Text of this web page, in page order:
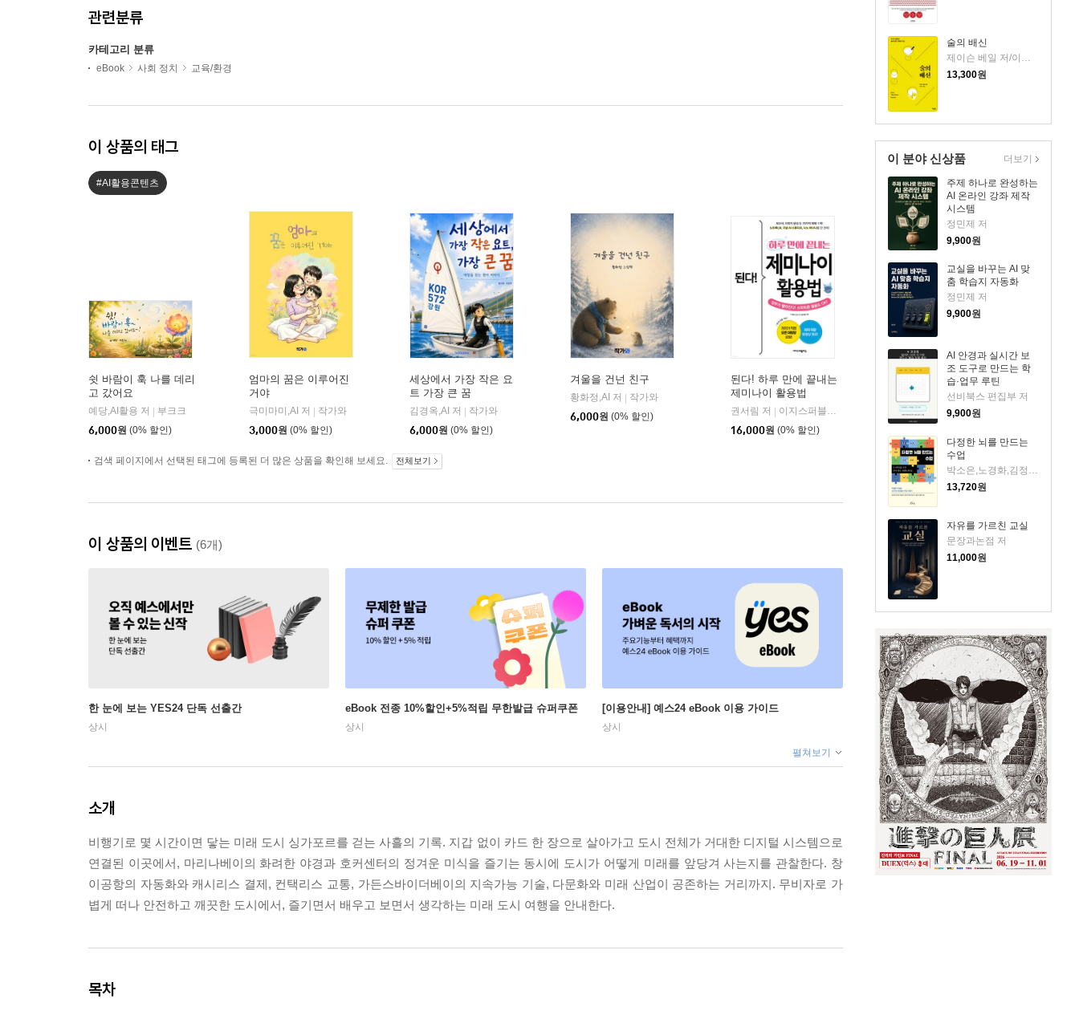
술의 배신
제이슨 베일 저/이원기 역
13,300원
이 분야 신상품
주제 하나로 완성하는
AI 온라인 강좌 제작
시스템
정민제 저
9,900원
교실을 바꾸는 AI 맞
춤 학습지 자동화
정민제 저
9,900원
AI 안경과 실시간 보
조 도구로 만드는 학
습·업무 루틴
선비북스 편집부 저
9,900원
다정한 뇌를 만드는
수업
박소은,노경화,김정하,정미숙,전지훈,이종필,박지현,박지영 저
13,720원
자유를 가르친 교실
문장과논점 저
11,000원
더보기
관련분류
카테고리 분류
eBook 사회 정치 교육/환경
이 상품의 태그
#AI활용콘텐츠
쉿 바람이 훅 나를 데리
고 갔어요
예당,AI활용 저 | 부크크
6,000원 (0% 할인)
엄마의 꿈은 이루어진
거야
극미마미,AI 저 | 작가와
3,000원 (0% 할인)
세상에서 가장 작은 요
트 가장 큰 꿈
김경옥,AI 저 | 작가와
6,000원 (0% 할인)
겨울을 건넌 친구
황화정,AI 저 | 작가와
6,000원 (0% 할인)
된다! 하루 만에 끝내는
제미나이 활용법
권서림 저 | 이지스퍼블리싱 (주)
16,000원 (0% 할인)
검색 페이지에서 선택된 태그에 등록된 더 많은 상품을 확인해 보세요. 전체보기
이 상품의 이벤트 (6개)
한 눈에 보는 YES24 단독 선출간
상시
eBook 전종 10%할인+5%적립 무한발급 슈퍼쿠폰
상시
[이용안내] 예스24 eBook 이용 가이드
상시
펼쳐보기
소개
비행기로 몇 시간이면 닿는 미래 도시 싱가포르를 걷는 사흘의 기록. 지갑 없이 카드 한 장으로 살아가고 도시 전체가 거대한 디지털 시스템으로
연결된 이곳에서, 마리나베이의 화려한 야경과 호커센터의 정겨운 미식을 즐기는 동시에 도시가 어떻게 미래를 앞당겨 사는지를 관찰한다. 창
이공항의 자동화와 캐시리스 결제, 컨택리스 교통, 가든스바이더베이의 지속가능 기술, 다문화와 미래 산업이 공존하는 거리까지. 무비자로 가
볍게 떠나 안전하고 깨끗한 도시에서, 즐기면서 배우고 보면서 생각하는 미래 도시 여행을 안내한다.
목차